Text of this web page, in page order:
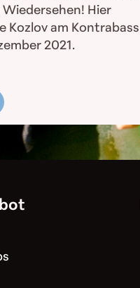
Hier
Kozlov am Kontrabass
2021.